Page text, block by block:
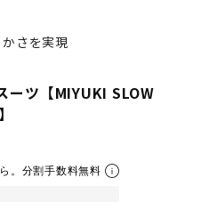
さを実現
ーツ【MIYUKI SLOW
。分割手数料無料